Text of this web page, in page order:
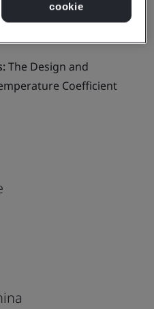
and Manufacture of
The Design and
Coefficient
cookie